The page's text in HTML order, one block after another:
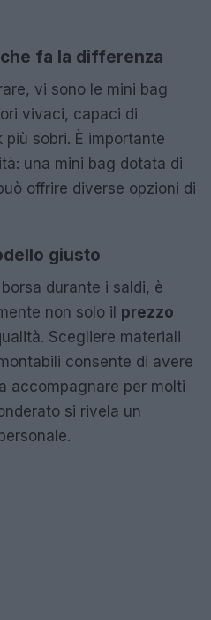
fa la differenza
vi sono le mini bag
vivaci, capaci di
sobri. È importante
una mini bag dotata di
offrire diverse opzioni di
giusto
durante i saldi, è
non solo il prezzo
Scegliere materiali
consente di avere
accompagnare per molti
si rivela un